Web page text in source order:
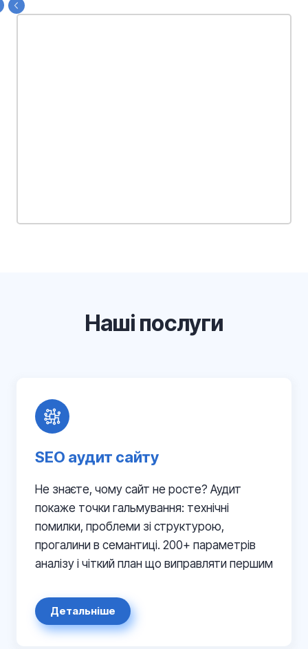
Наші послуги
SEO аудит сайту
Не знаєте, чому сайт не росте? Аудит
покаже точки гальмування: технічні
помилки, проблеми зі структурою,
прогалини в семантиці. 200+ параметрів
аналізу і чіткий план що виправляти першим
Детальніше